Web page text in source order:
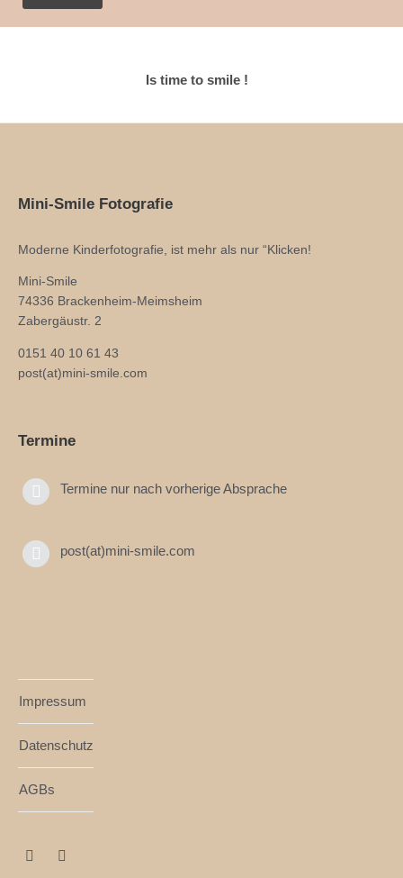
Is time to smile !
Mini-Smile Fotografie
Moderne Kinderfotografie, ist mehr als nur “Klicken!
Mini-Smile
74336 Brackenheim-Meimsheim
Zabergäustr. 2
0151 40 10 61 43
post(at)mini-smile.com
Termine
Termine nur nach vorherige Absprache
post(at)mini-smile.com
Impressum
Datenschutz
AGBs